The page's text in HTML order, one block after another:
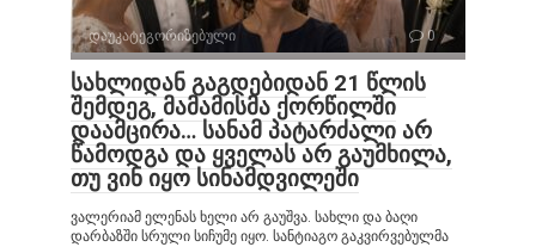
დაუკატეგორიზებული 0
სახლიდან გაგდებიდან 21 წლის
შემდეგ, მამამისმა ქორწილში
დაამცირა… სანამ პატარძალი არ
წამოდგა და ყველას არ გაუმხილა,
თუ ვინ იყო სინამდვილეში
ვალერიამ ელენას ხელი არ გაუშვა. სახლი და ბაღი
დარბაზში სრული სიჩუმე იყო. სანტიაგო გაკვირვებულმა